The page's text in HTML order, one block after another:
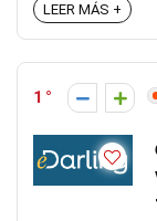
LEER MÁS +
1